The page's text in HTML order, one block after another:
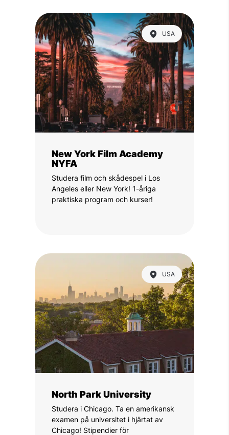
New York Film Academy
NYFA
Studera film och skådespel i Los
Angeles eller New York! 1-åriga
praktiska program och kurser!
USA
North Park University
Studera i Chicago. Ta en amerikansk
examen på universitet i hjärtat av
Chicago! Stipendier för
USA